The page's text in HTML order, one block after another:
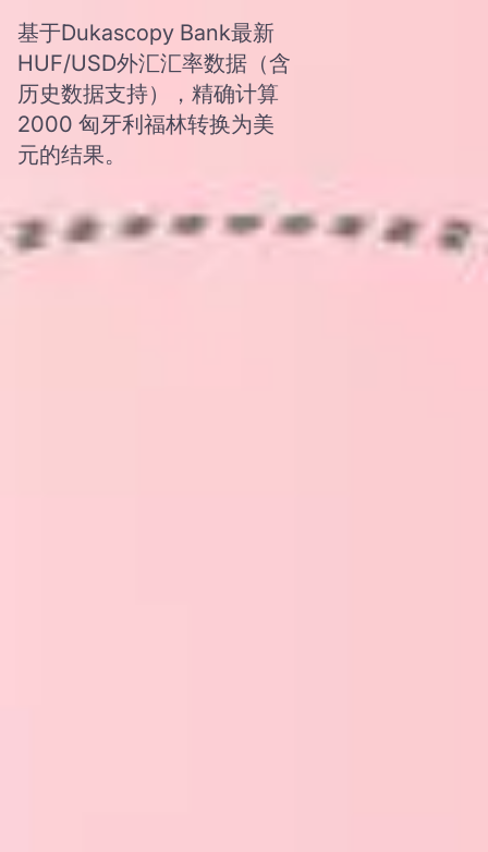
基于Dukascopy Bank最新
HUF/USD外汇汇率数据（含
历史数据支持），精确计算
2000 匈牙利福林转换为美
元的结果。